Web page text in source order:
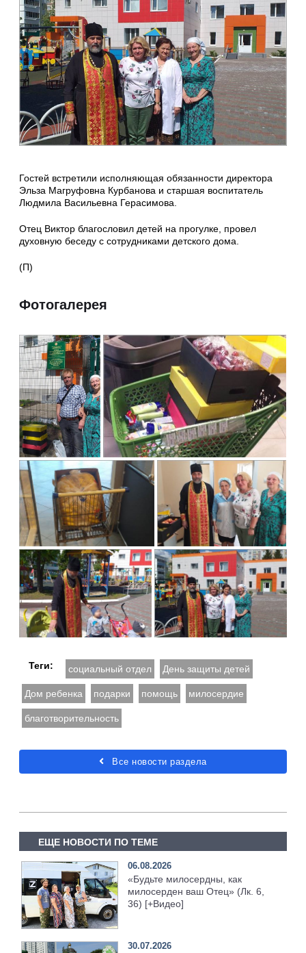
Гостей встретили исполняющая обязанности директора
Эльза Магруфовна Курбанова и старшая воспитатель
Людмила Васильевна Герасимова.
Отец Виктор благословил детей на прогулке, провел
духовную беседу с сотрудниками детского дома.
(П)
Фотогалерея
Теги: социальный отдел День защиты детей
Дом ребенка подарки помощь милосердие
благотворительность
Все новости раздела
ЕЩЕ НОВОСТИ ПО ТЕМЕ
06.08.2026
«Будьте милосердны, как
милосерден ваш Отец» (Лк. 6,
36) [+Видео]
30.07.2026